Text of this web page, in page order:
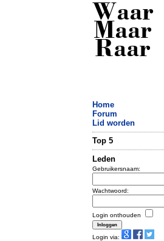
Waar
Maar
Raar
Home
Forum
Lid worden
Top 5
Leden
Gebruikersnaam:
Wachtwoord:
Login onthouden
Login via: